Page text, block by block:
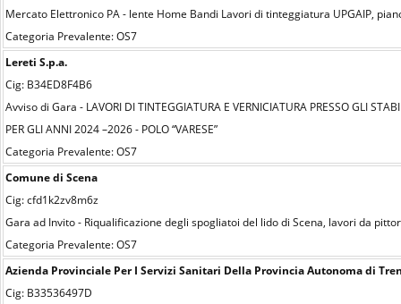
Mercato Elettronico PA - lente Home Bandi Lavori di tinteggiatura UPGAIP,
Categoria Prevalente: OS7
Lereti S.p.a.
Cig: B34ED8F4B6
Avviso di Gara - LAVORI DI TINTEGGIATURA E VERNICIATURA PRESSO GLI
PER GLI ANNI 2024 –2026 - POLO “VARESE”
Categoria Prevalente: OS7
Comune di Scena
Cig: cfd1k2zv8m6z
Gara ad Invito - Riqualificazione degli spogliatoi del lido di Scena, lavori da
Categoria Prevalente: OS7
Azienda Provinciale Per I Servizi Sanitari Della Provincia Autonoma di
Cig: B33536497D